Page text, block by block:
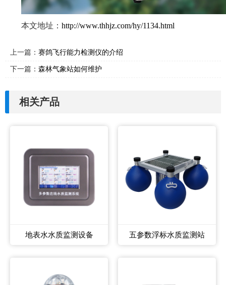
本文地址： http://www.thhjz.com/hy/1134.html
上一篇： 赛鸽飞行能力检测仪的介绍
下一篇： 森林气象站如何维护
相关产品
地表水水质监测设备 五参数浮标水质监测站